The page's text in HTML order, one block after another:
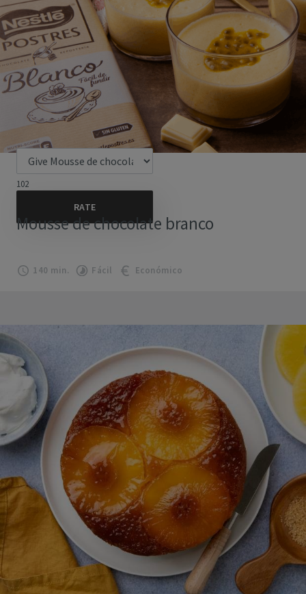
102
Mousse de chocolate branco
140 min. Fácil Económico